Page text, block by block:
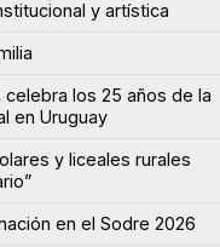
y artística
celebra los 25 años de la
en Uruguay
y liceales rurales
en el Sodre 2026